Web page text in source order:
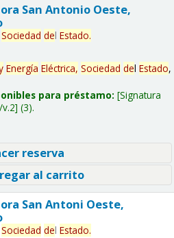
San Antonio Oeste,
Sociedad del Estado.
Energía Eléctrica, Sociedad del Estado,
para préstamo: Signatura
(3).
reserva
al carrito
San Antoni Oeste,
Sociedad del Estado.